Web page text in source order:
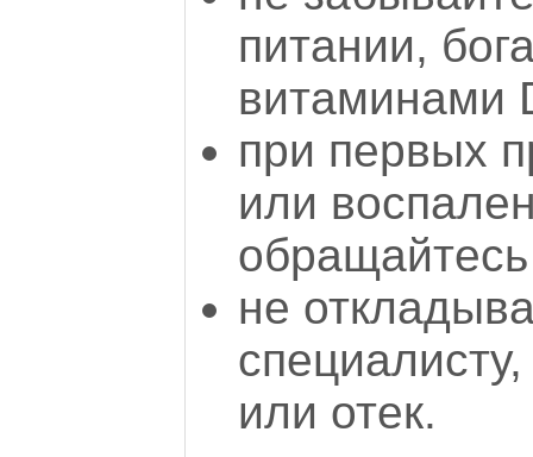
питании,
витаминами
при первых
или
не
или отек.